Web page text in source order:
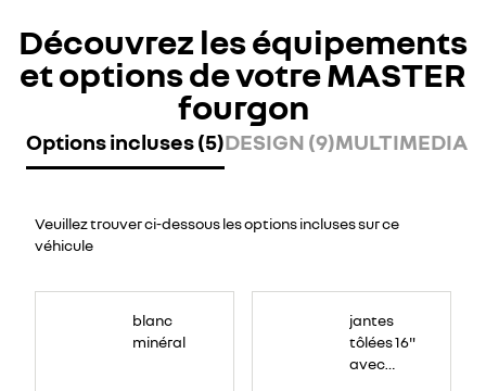
Découvrez les équipements
et options de votre MASTER
fourgon
Options incluses (5)DESIGN (9)MULTIMEDIA
Veuillez trouver ci-dessous les options incluses sur ce
véhicule
blanc
minéral
jantes
tôlées 16"
avec